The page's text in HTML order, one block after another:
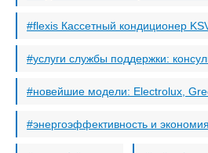
flexis Кассетный кондиционер
услуги службы поддержки:
новейшие модели: Electrolux,
энергоэффективность и